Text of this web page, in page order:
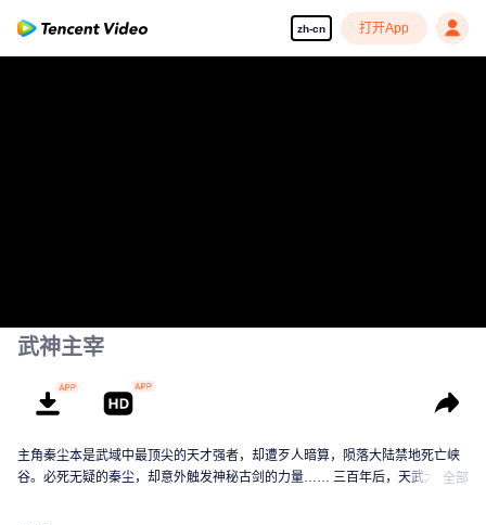
zh-cn 打开App
武神主宰
主角秦尘本是武域中最顶尖的天才强者，却遭歹人暗算，陨落大陆禁地死亡峡
谷。必死无疑的秦尘，却意外触发神秘古剑的力量…… 三百年后，天武大陆偏
全部